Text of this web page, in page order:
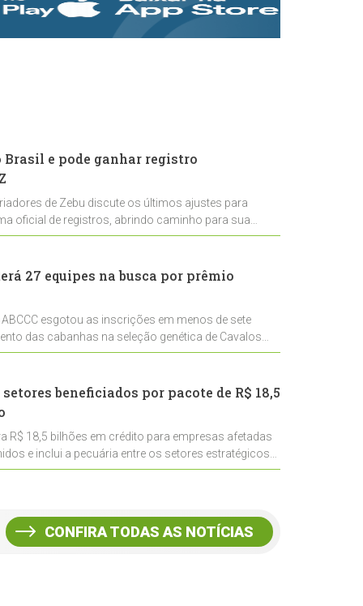
rastreabilidade e
rigor técnico para
Brasil e pode ganhar registro
de Zebu discute os últimos ajustes para
oficial de registros, abrindo caminho para sua
27 equipes na busca por prêmio
esgotou as inscrições em menos de sete
das cabanhas na seleção genética de Cavalos
beneficiados por pacote de R$ 18,5
R$ 18,5 bilhões em crédito para empresas afetadas
e inclui a pecuária entre os setores estratégicos
CONFIRA TODAS AS NOTÍCIAS